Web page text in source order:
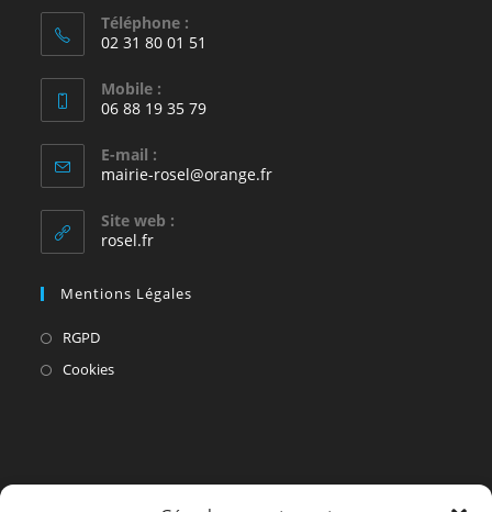
Téléphone :
02 31 80 01 51
Mobile :
06 88 19 35 79
E-mail :
mairie-rosel@orange.frS’ouvre
Site web :
rosel.fr
Mentions Légales
RGPDS’ouvre
dans
CookiesS’ouvre